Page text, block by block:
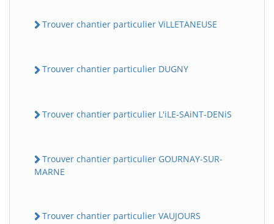
Trouver chantier particulier ViLLETANEUSE
Trouver chantier particulier DUGNY
Trouver chantier particulier L'iLE-SAiNT-DENiS
Trouver chantier particulier GOURNAY-SUR-
MARNE
Trouver chantier particulier VAUJOURS